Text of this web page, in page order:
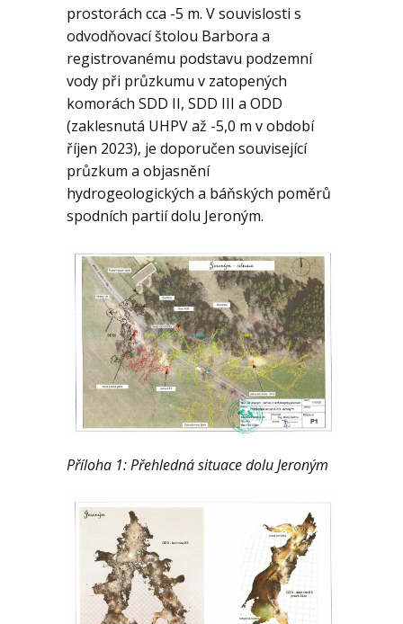
prostorách cca -5 m. V souvislosti s
odvodňovací štolou Barbora a
registrovanému podstavu podzemní
vody při průzkumu v zatopených
komorách SDD II, SDD III a ODD
(zaklesnutá UHPV až -5,0 m v období
říjen 2023), je doporučen související
průzkum a objasnění
hydrogeologických a báňských poměrů
spodních partií dolu Jeroným.
Příloha 1: Přehledná situace dolu Jeroným